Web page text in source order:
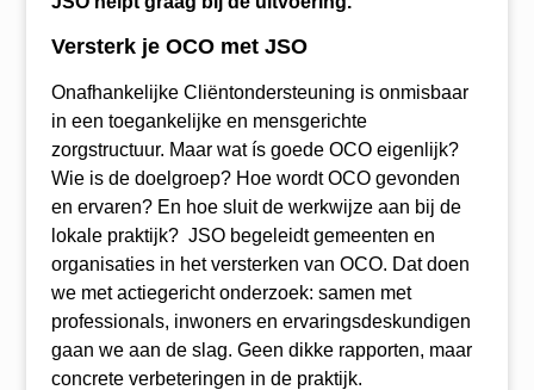
Versterk je OCO met JSO
Onafhankelijke Cliëntondersteuning is onmisbaar
in een toegankelijke en mensgerichte
zorgstructuur. Maar wat ís goede OCO eigenlijk?
Wie is de doelgroep? Hoe wordt OCO gevonden
en ervaren? En hoe sluit de werkwijze aan bij de
lokale praktijk? JSO begeleidt gemeenten en
organisaties in het versterken van OCO. Dat doen
we met actiegericht onderzoek: samen met
professionals, inwoners en ervaringsdeskundigen
gaan we aan de slag. Geen dikke rapporten, maar
concrete verbeteringen in de praktijk.